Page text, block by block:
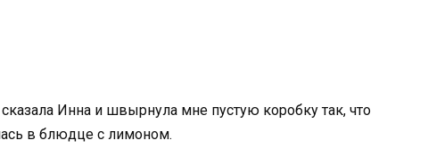
Инна и швырнула мне пустую коробку так, что
в блюдце с лимоном.